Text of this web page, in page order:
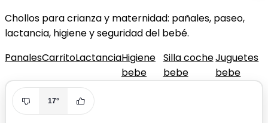
Chollos para crianza y maternidad: pañales, paseo,
lactancia, higiene y seguridad del bebé.
PanalesCarritoLactanciaHigiene
bebe
Silla coche
bebe
Juguetes
bebe
17°